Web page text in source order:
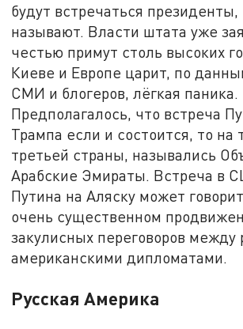
будут встречаться президенты,
называют. Власти штата уже
честью примут столь высоких
Киеве и Европе царит, по
СМИ и блогеров, лёгкая паника.
Предполагалось, что встреча
Трампа если и состоится, то на
третьей страны, назывались
Арабские Эмираты. Встреча в
Путина на Аляску может
очень существенном
закулисных переговоров между
американскими дипломатами.
Русская Америка